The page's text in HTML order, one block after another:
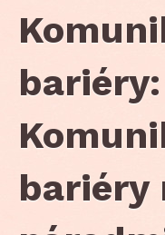
bariéry:
bariéry